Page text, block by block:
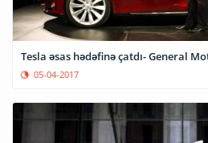
Tesla əsas hədəfinə çatdı- General
05-04-2017